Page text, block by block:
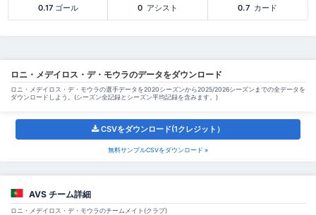
0.17ゴール 0 アシスト 0.7 カード
ロニ・メデイロス・デ・モウラのデータをダウンロード
ロニ・メデイロス・デ・モウラの選手データを2020シーズンから2025/2026シーズンまでの全データを
ダウンロードしよう。(シーズン全記録とシーズン平均記録を含みます。)
CSVをダウンロード(1クレジット）
無料サンプルCSVをダウンロード »
AVS チーム詳細
ロニ・メデイロス・デ・モウラのチームメイト(クラブ)